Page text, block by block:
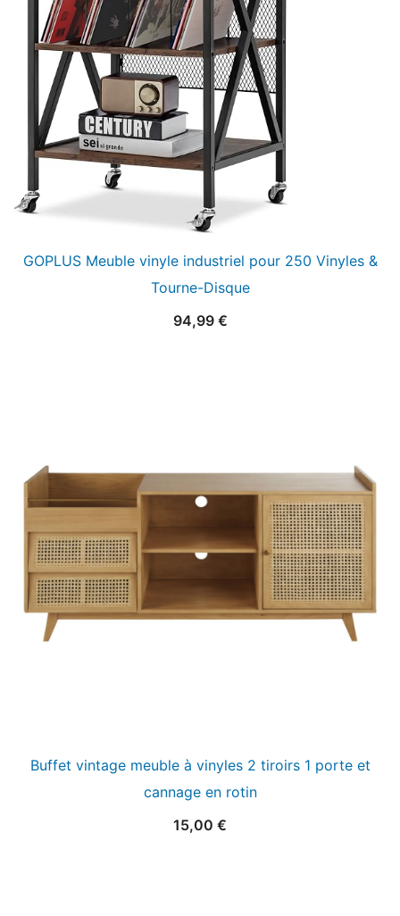
GOPLUS Meuble vinyle industriel pour 250 Vinyles &
Tourne-Disque
94,99 €
Buffet vintage meuble à vinyles 2 tiroirs 1 porte et
cannage en rotin
15,00 €